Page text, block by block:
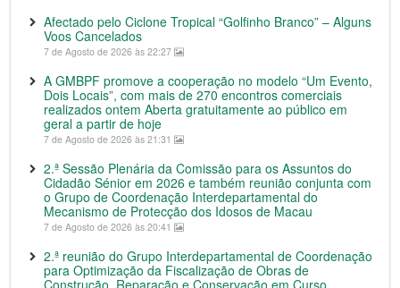
Afectado pelo Ciclone Tropical “Golfinho Branco” – Alguns
Voos Cancelados
7 de Agosto de 2026 às 22:27
A GMBPF promove a cooperação no modelo “Um Evento,
Dois Locais”, com mais de 270 encontros comerciais
realizados ontem Aberta gratuitamente ao público em
geral a partir de hoje
7 de Agosto de 2026 às 21:31
2.ª Sessão Plenária da Comissão para os Assuntos do
Cidadão Sénior em 2026 e também reunião conjunta com
o Grupo de Coordenação Interdepartamental do
Mecanismo de Protecção dos Idosos de Macau
7 de Agosto de 2026 às 20:41
2.ª reunião do Grupo Interdepartamental de Coordenação
para Optimização da Fiscalização de Obras de
Construção, Reparação e Conservação em Curso